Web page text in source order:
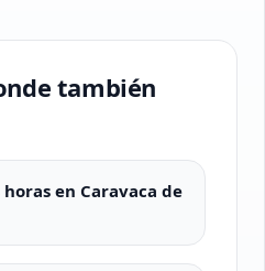
también
en Caravaca de